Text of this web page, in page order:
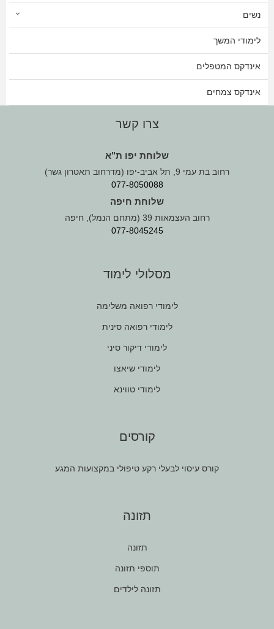
נשים
לימודי המשך
אינדקס המטפלים
אינדקס צמחים
צרו קשר
שלוחת יפו ת"א
רחוב בת עמי 9, תל אביב-יפו (מדרחוב תאטרון גשר)
077-8050088
שלוחת חיפה
רחוב העצמאות 39 (מתחם הנמל), חיפה
077-8045245
מסלולי לימוד
לימודי רפואה משלימה
לימודי רפואה סינית
לימודי דיקור סיני
לימודי שיאצו
לימודי טווינא
קורסים
קורס עיסוי לבעלי רקע טיפולי במקצועות המגע
תזונה
תזונה
תוספי תזונה
תזונה לילדים